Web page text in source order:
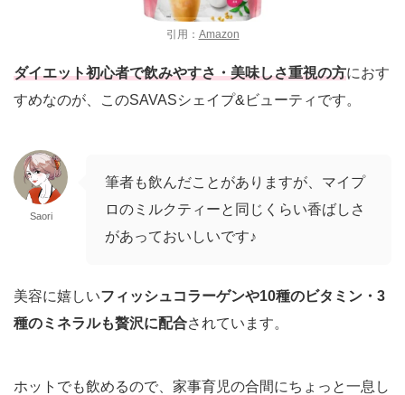
引用： Amazon
ダイエット初心者で飲みやすさ・美味しさ重視の方におす
すめなのが、このSAVASシェイプ&ビューティです。
Saori
筆者も飲んだことがありますが、マイプ
ロのミルクティーと同じくらい香ばしさ
があっておいしいです♪
美容に嬉しいフィッシュコラーゲンや10種のビタミン・3
種のミネラルも贅沢に配合されています。
ホットでも飲めるので、家事育児の合間にちょっと一息し